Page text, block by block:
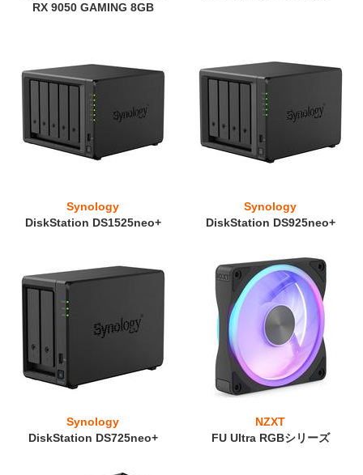
RX 9050 GAMING 8GB
Synology
DiskStation DS1525neo+
Synology
DiskStation DS925neo+
Synology
DiskStation DS725neo+
NZXT
FU Ultra RGBシリーズ